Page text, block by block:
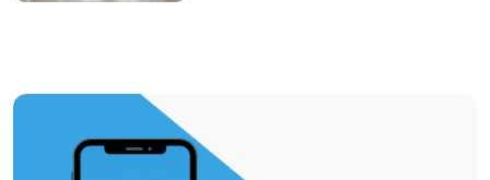
https://t.me/minskctvby